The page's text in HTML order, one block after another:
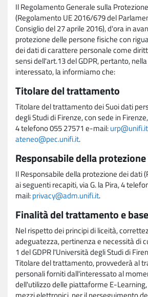
Il Regolamento Generale sulla
(Regolamento UE 2016/679 del
Consiglio del 27 aprile 2016), d'ora in
protezione delle persone fisiche con
dei dati di carattere personale come
sensi dell'art.13 del GDPR, pertanto,
interessato, la informiamo che:
Titolare del trattamento
Titolare del trattamento dei Suoi dati
degli Studi di Firenze, con sede in
4 telefono 055 27571 e-mail:urp@unifi.it
ateneo@pec.unifi.it.
Responsabile della
Il Responsabile della protezione dei dati
ai seguenti recapiti, via G. la Pira, 4
mail:privacy@adm.unifi.it.
Finalità del trattamento e
Nel rispetto dei principi di liceità,
adeguatezza, pertinenza e necessità di
1 del GDPR l'Università degli Studi di
Titolare del trattamento, provvederà al
personali forniti dall'interessato al
dell'utilizzo delle piattaforme E-